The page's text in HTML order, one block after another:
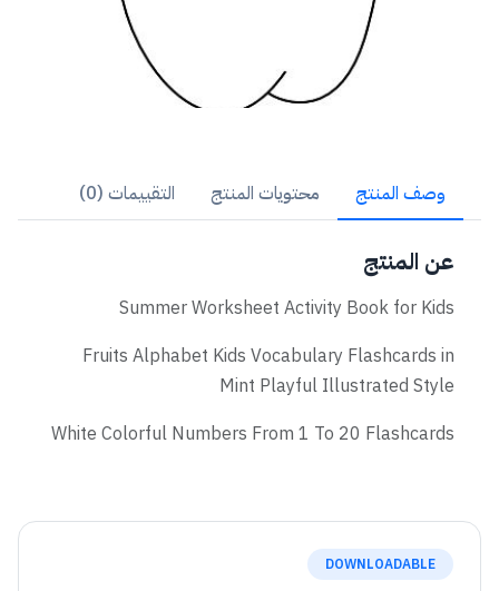
وصف المنتج محتويات المنتج التقييمات (0)
عن المنتج
Summer Worksheet Activity Book for Kids
Fruits Alphabet Kids Vocabulary Flashcards in
Mint Playful Illustrated Style
White Colorful Numbers From 1 To 20 Flashcards
DOWNLOADABLE